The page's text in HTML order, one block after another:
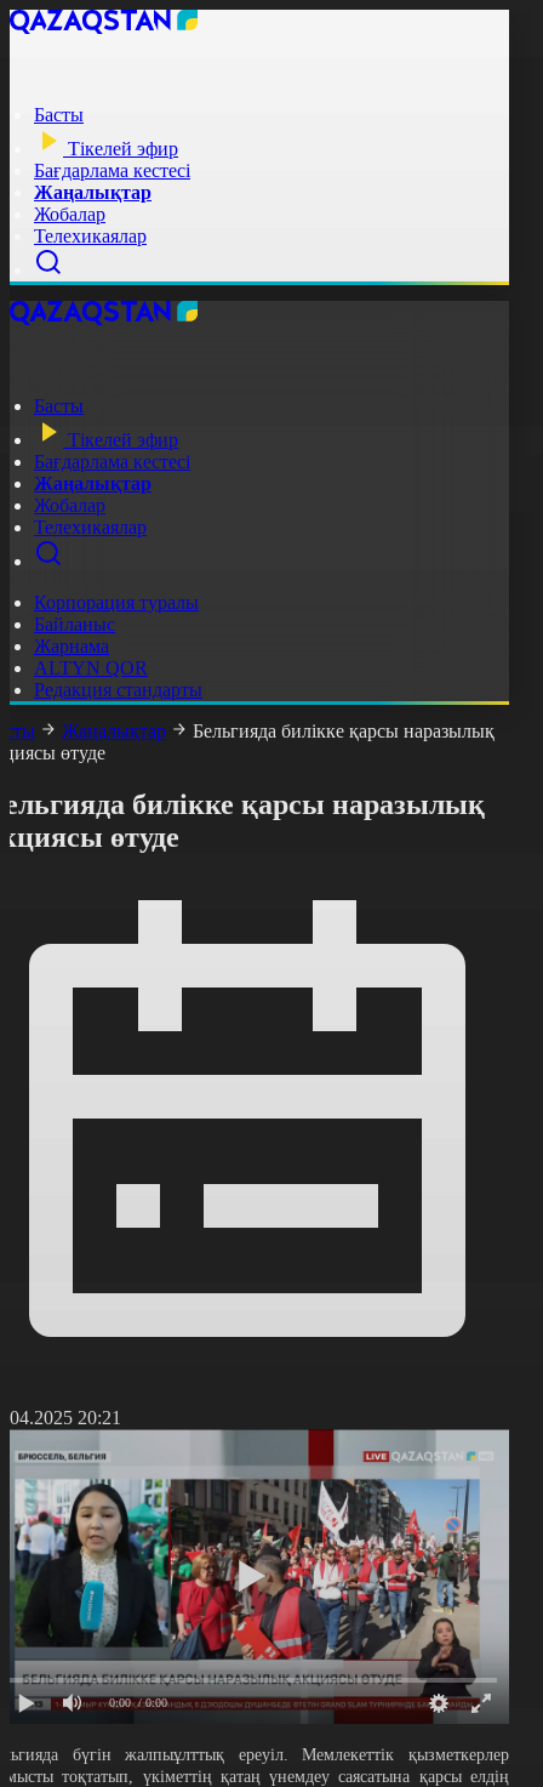
Басты
Тікелей эфир
Бағдарлама кестесі
Жаңалықтар
Жобалар
Телехикаялар
Басты
Тікелей эфир
Бағдарлама кестесі
Жаңалықтар
Жобалар
Телехикаялар
Корпорация туралы
Байланыс
Жарнама
ALTYN QOR
Редакция стандарты
Жаңалықтар
Бельгияда билікке қарсы наразылық
өтуде
билікке қарсы наразылық
өтуде
20:21
0:00 / 0:00
бүгін жалпыұлттық ереуіл. Мемлекеттік қызметкерлер
тоқтатып, үкіметтің қатаң үнемдеу саясатына қарсы елдің